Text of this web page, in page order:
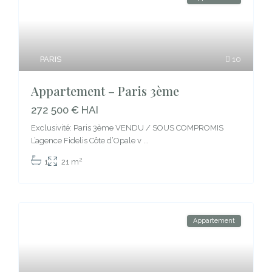
10
PARIS
Appartement – Paris 3ème
272 500 € HAI
Exclusivité: Paris 3ème VENDU / SOUS COMPROMIS
L’agence Fidelis Côte d’Opale v
1 21 m2
Appartement